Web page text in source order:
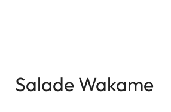
Salade Wakame